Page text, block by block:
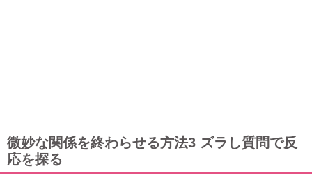
微妙な関係を終わらせる方法3 ズラし質問で反
応を探る